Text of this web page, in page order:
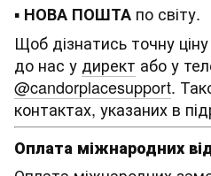
▪ НОВА ПОШТА по світу.
Щоб дізнатись точну
до нас у директ або у
@candorplacesupport.
контактах, указаних в
Оплата міжнародних